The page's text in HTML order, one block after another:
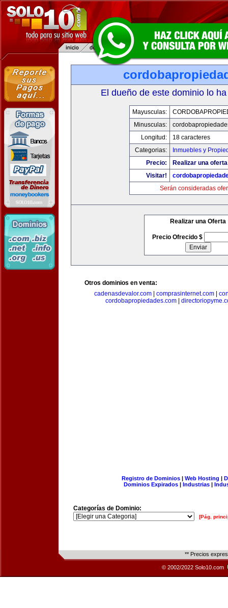
El dueño de este dominio lo
Mayusculas:
Minusculas:
Longitud:
18 caracteres
Categorias:
Inmuebles y
Precio:
Realizar una
Visitar!
Serán consideradas
Realizar una Oferta
Precio Ofrecido $
Otros dominios en venta:
cadenasdevalor.com
comprasinternet.com
cordobapropiedades.com|
Registro de Dominios| Web Hosting |
Dominios Expirados | Industrias |
Categorías de Dominio:
[Pág.
** Precios
© 2002/2022 Solo10.com